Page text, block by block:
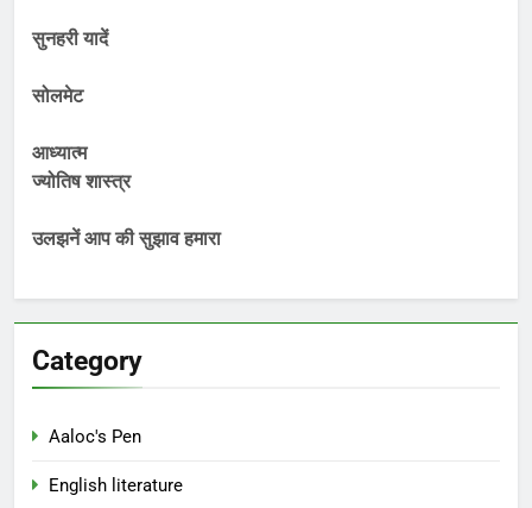
सुनहरी यादें
सोलमेट
आध्यात्म
ज्योतिष शास्त्र
उलझनें आप की सुझाव हमारा
Category
Aaloc's Pen
English literature